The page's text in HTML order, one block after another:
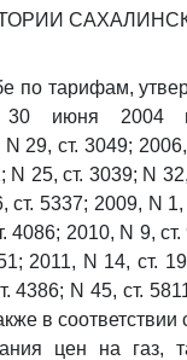
по тарифам,
30 июня
29, ст. 3049;
25, ст. 3039; N
5337; 2009, N 1,
4086; 2010, N 9,
2011, N 14, ст.
4386; N 45, ст.
в соответствии
цен на газ,